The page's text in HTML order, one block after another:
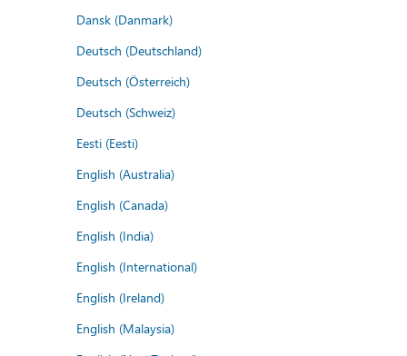
Dansk (Danmark)
Deutsch (Deutschland)
Deutsch (Österreich)
Deutsch (Schweiz)
Eesti (Eesti)
English (Australia)
English (Canada)
English (India)
English (International)
English (Ireland)
English (Malaysia)